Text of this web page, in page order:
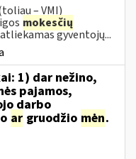
– VMI)
mokesčių
gyventojų...
1) dar nežino,
pajamos,
darbo
ar gruodžio mėn.